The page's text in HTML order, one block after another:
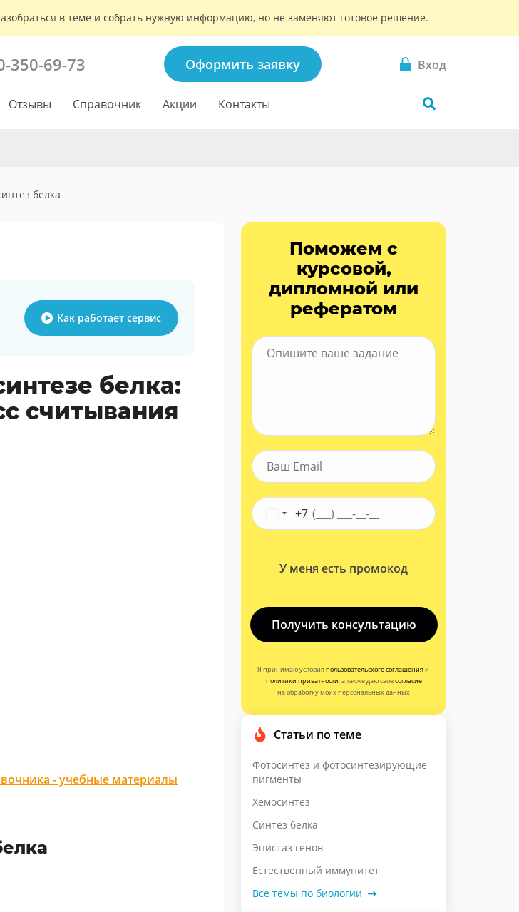
в теме и собрать нужную информацию, но не заменяют готовое решение.
350-69-73 Оформить заявку Вход
Отзывы Справочник Акции Контакты
белка
Как работает сервис
белка:
считывания
- учебные материалы
Поможем с
курсовой,
дипломной или
рефератом
+7
У меня есть промокод
Получить консультацию
Я принимаю условияпользовательского соглашенияи
политики приватности, а также даю своесогласие
на обработку моих персональных данных
Статьи по теме
Фотосинтез и фотосинтезирующие
пигменты
Хемосинтез
Синтез белка
Эпистаз генов
Естественный иммунитет
Все темы по биологии